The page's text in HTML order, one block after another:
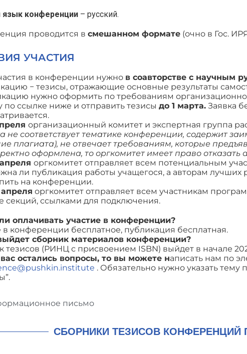
язык конференции – русский.
проводится в смешанном формате (очно в Гос.
УЧАСТИЯ
в конференции нужно в соавторстве с научным
− тезисы, отражающие основные результаты
нужно оформить по требованиям
по ссылке ниже и отправить тезисы до 1 марта. Заявка
организационный комитет и экспертная группа
не соответствует тематике конференции, содержит
плагиата), не отвечает требованиям, которые
оформлена, то оргкомитет имеет право отказать
оргкомитет отправляет всем потенциальным
ли публикация работы учащегося, а авторам лучших
на конференции.
оргкомитет отправляет всем участникам
секций, ссылками для подключения.
оплачивать участие в конференции?
в конференции бесплатное, публикация бесплатная.
сборник материалов конференции?
тезисов (РИНЦ с присвоением ISBN) выйдет в начале
остались вопросы, то вы можете написать нам по
. Обязательно нужно указать тему
письмо
СБОРНИКИ ТЕЗИСОВ